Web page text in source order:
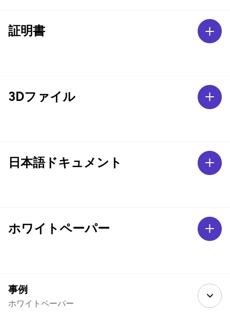
証明書
3Dファイル
日本語ドキュメント
ホワイトペーパー
事例
ホワイトペーパー